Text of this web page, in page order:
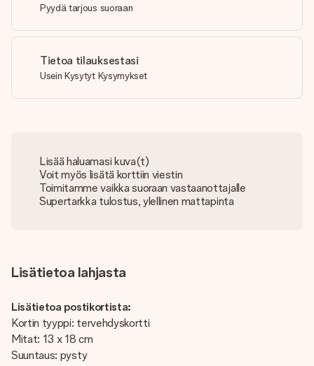
Pyydä tarjous suoraan
Tietoa tilauksestasi
Usein Kysytyt Kysymykset
Lisää haluamasi kuva(t)
Voit myös lisätä korttiin viestin
Toimitamme vaikka suoraan vastaanottajalle
Supertarkka tulostus, ylellinen mattapinta
Lisätietoa lahjasta
Lisätietoa postikortista:
Kortin tyyppi: tervehdyskortti
Mitat: 13 x 18 cm
Suuntaus: pysty